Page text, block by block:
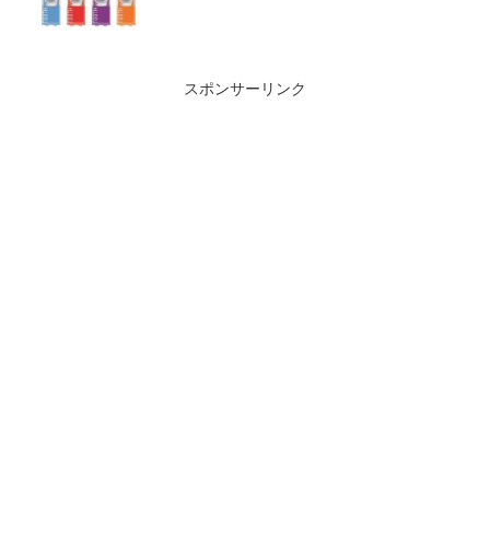
スポンサーリンク